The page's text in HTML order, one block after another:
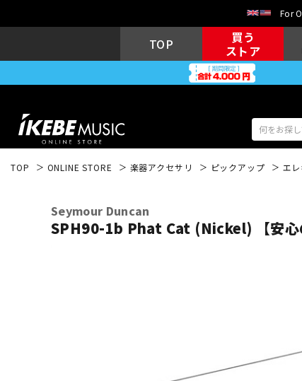
For
TOP
買う
ストア
TOP ONLINE STORE 楽器アクセサリ ピックアップ エ
Seymour Duncan
SPH90-1b Phat Cat (Nickel) 【安心